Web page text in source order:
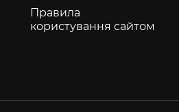
Правила
користування сайтом